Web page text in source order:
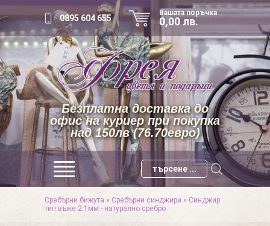
0895 604 655
Вашата поръчка
0,00 лв.
Безплатна доставка до
офис на куриер при покупка
над 150лв (76.70евро)
Сребърни бижута » Сребърни синджири » Синджир
тип въже 2.1мм - натурално сребро